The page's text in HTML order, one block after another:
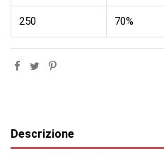
250 70%
Descrizione